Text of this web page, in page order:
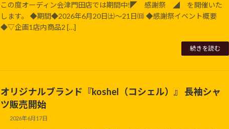
この度オーディン会津門田店では期間中!◤ 感謝祭 ◢ を開催いた
します。 ◆期間◆2026年6月20日㈯～21日㈰ ◆感謝祭イベント概要
◆▽企画1店内商品2 […]
続きを読む
オリジナルブランド『koshel（コシェル）』 長袖シャ
ツ販売開始
2026年6月17日